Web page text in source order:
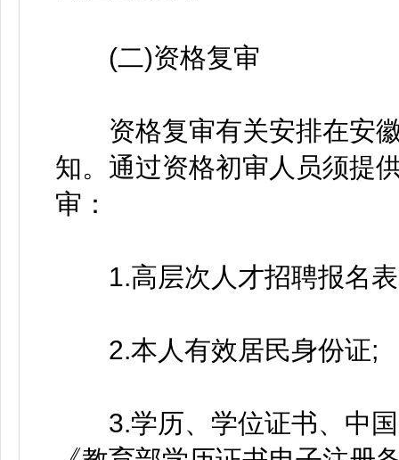
(二)资格复审
资格复审有关安排在安徽
知。通过资格初审人员须提
审：
1.高层次人才招聘报名表
2.本人有效居民身份证;
3.学历、学位证书、中国